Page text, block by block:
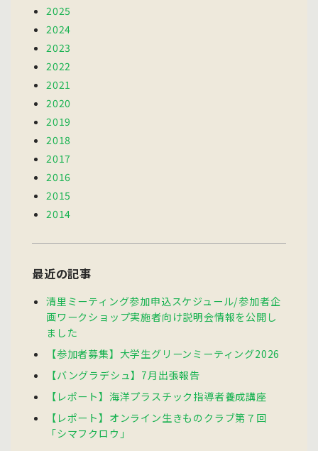
2025
2024
2023
2022
2021
2020
2019
2018
2017
2016
2015
2014
最近の記事
清里ミーティング参加申込スケジュール/参加者企
画ワークショップ実施者向け説明会情報を公開し
ました
【参加者募集】大学生グリーンミーティング2026
【バングラデシュ】7月出張報告
【レポート】海洋プラスチック指導者養成講座
【レポート】オンライン生きものクラブ第７回
「シマフクロウ」